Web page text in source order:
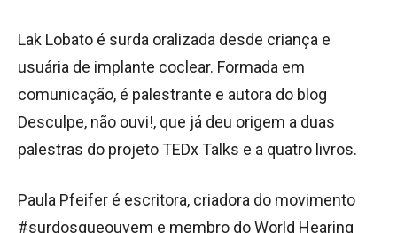
Lak Lobato é surda oralizada desde criança e
usuária de implante coclear. Formada em
comunicação, é palestrante e autora do blog
Desculpe, não ouvi!, que já deu origem a duas
palestras do projeto TEDx Talks e a quatro livros.
Paula Pfeifer é escritora, criadora do movimento
#surdosqueouvem e membro do World Hearing